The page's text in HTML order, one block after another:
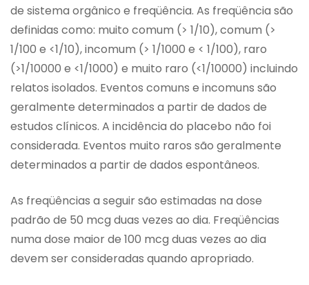
de sistema orgânico e freqüência. As freqüência são
definidas como: muito comum (> 1/10), comum (>
1/100 e <1/10), incomum (> 1/1000 e < 1/100), raro
(>1/10000 e <1/1000) e muito raro (<1/10000) incluindo
relatos isolados. Eventos comuns e incomuns são
geralmente determinados a partir de dados de
estudos clínicos. A incidência do placebo não foi
considerada. Eventos muito raros são geralmente
determinados a partir de dados espontâneos.
As freqüências a seguir são estimadas na dose
padrão de 50 mcg duas vezes ao dia. Freqüências
numa dose maior de 100 mcg duas vezes ao dia
devem ser consideradas quando apropriado.